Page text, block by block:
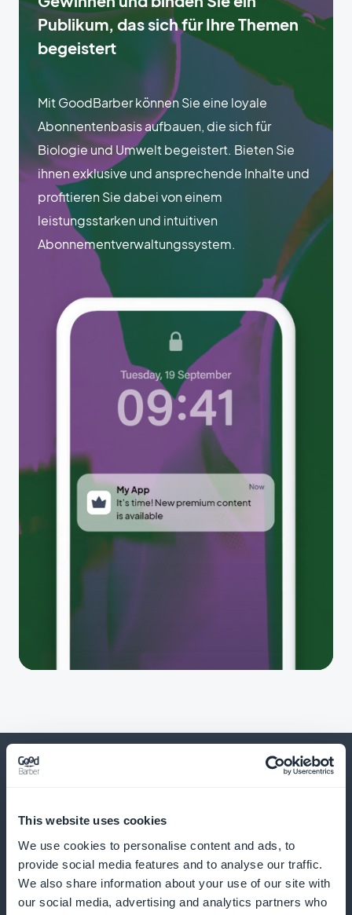
This website uses cookies
We use cookies to personalise content and ads, to
provide social media features and to analyse our traffic.
We also share information about your use of our site with
our social media, advertising and analytics partners who
Publikum, das sich für Ihre Themen
begeistert
Mit GoodBarber können Sie eine loyale
Abonnentenbasis aufbauen, die sich für
Biologie und Umwelt begeistert. Bieten Sie
ihnen exklusive und ansprechende Inhalte und
profitieren Sie dabei von einem
leistungsstarken und intuitiven
Abonnementverwaltungssystem.
Und viele andere Dinge